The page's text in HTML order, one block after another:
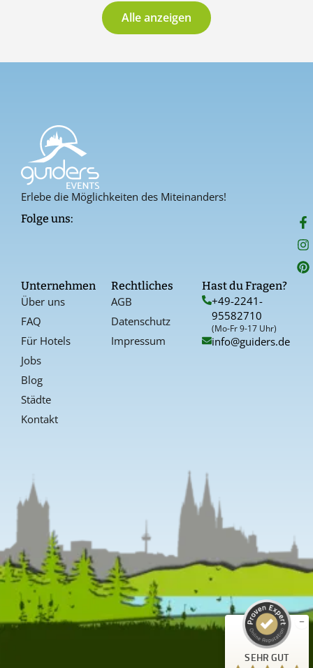
Alle anzeigen
Erlebe die Möglichkeiten des Miteinanders!
Folge uns: F
a
c
e
b
I
n
s
t
a
P
i
n
t
e
Unternehmen
Über uns
FAQ
Für Hotels
Jobs
Blog
Städte
Kontakt
Rechtliches
AGB
Datenschutz
Impressum
Hast du Fragen?
+49-2241-
95582710
(Mo-Fr 9-17 Uhr)
info@guiders.de
SEHR GUT
Kundenbewertungen und Erfahrungen zu
Empfehlungen auf
ProvenExpert.com
SEHR GUT
4,66
/
5,00
Bewertungen auf ProvenExpert.com